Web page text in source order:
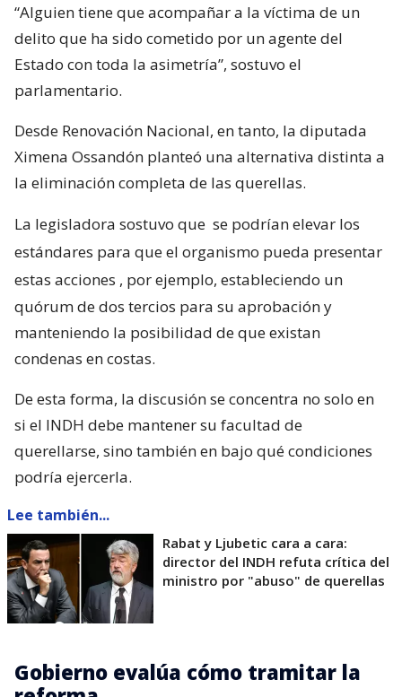
“Alguien tiene que acompañar a la víctima de un
delito que ha sido cometido por un agente del
Estado con toda la asimetría”, sostuvo el
parlamentario.
Desde Renovación Nacional, en tanto, la diputada
Ximena Ossandón planteó una alternativa distinta a
la eliminación completa de las querellas.
La legisladora sostuvo que se podrían elevar los
estándares para que el organismo pueda presentar
estas acciones , por ejemplo, estableciendo un
quórum de dos tercios para su aprobación y
manteniendo la posibilidad de que existan
condenas en costas.
De esta forma, la discusión se concentra no solo en
si el INDH debe mantener su facultad de
querellarse, sino también en bajo qué condiciones
podría ejercerla.
Lee también...
Rabat y Ljubetic cara a cara:
director del INDH refuta crítica del
ministro por "abuso" de querellas
Gobierno evalúa cómo tramitar la